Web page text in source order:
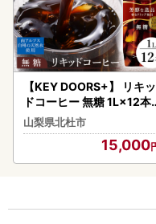
【KEY DOORS+】 リキッ
ドコーヒー 無糖 1L×12本
アイスコーヒー [h146]
山梨県北杜市
15,000